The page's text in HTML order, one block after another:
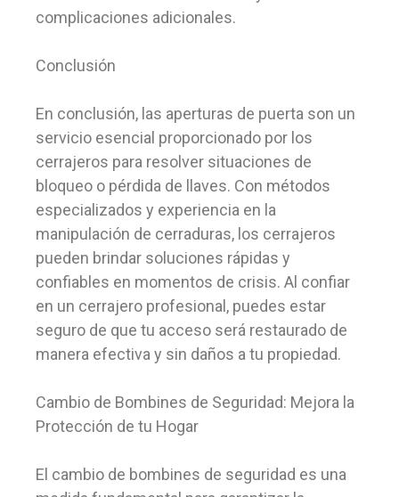
complicaciones adicionales.
Conclusión
En conclusión, las aperturas de puerta son un
servicio esencial proporcionado por los
cerrajeros para resolver situaciones de
bloqueo o pérdida de llaves. Con métodos
especializados y experiencia en la
manipulación de cerraduras, los cerrajeros
pueden brindar soluciones rápidas y
confiables en momentos de crisis. Al confiar
en un cerrajero profesional, puedes estar
seguro de que tu acceso será restaurado de
manera efectiva y sin daños a tu propiedad.
Cambio de Bombines de Seguridad: Mejora la
Protección de tu Hogar
El cambio de bombines de seguridad es una